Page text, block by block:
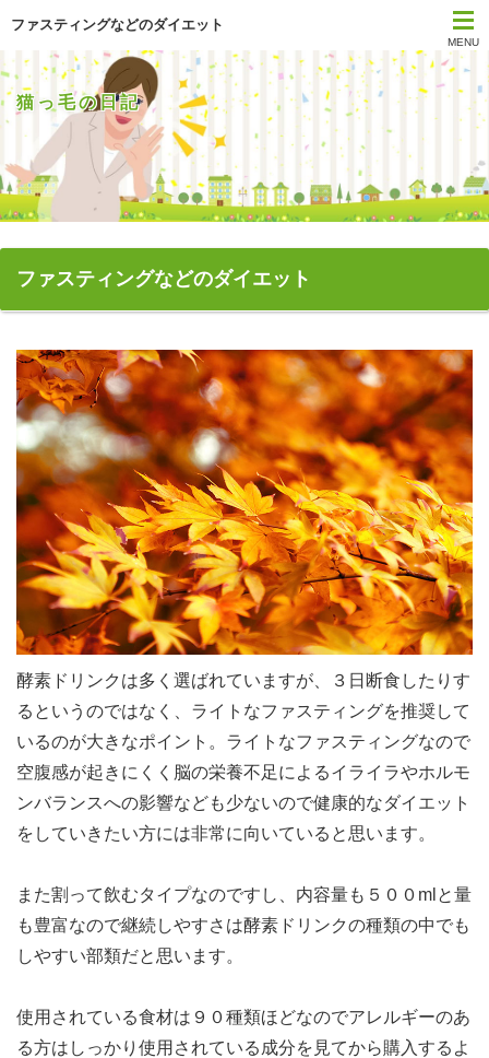
ファスティングなどのダイエット
MENU
猫っ毛の日記
ファスティングなどのダイエット
酵素ドリンクは多く選ばれていますが、３日断食したりす
るというのではなく、ライトなファスティングを推奨して
いるのが大きなポイント。ライトなファスティングなので
空腹感が起きにくく脳の栄養不足によるイライラやホルモ
ンバランスへの影響なども少ないので健康的なダイエット
をしていきたい方には非常に向いていると思います。
また割って飲むタイプなのですし、内容量も５００mlと量
も豊富なので継続しやすさは酵素ドリンクの種類の中でも
しやすい部類だと思います。
使用されている食材は９０種類ほどなのでアレルギーのあ
る方はしっかり使用されている成分を見てから購入するよ